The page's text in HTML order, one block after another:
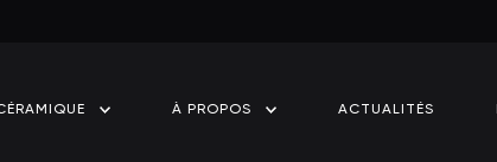
À PROPOS ACTUALITÉS